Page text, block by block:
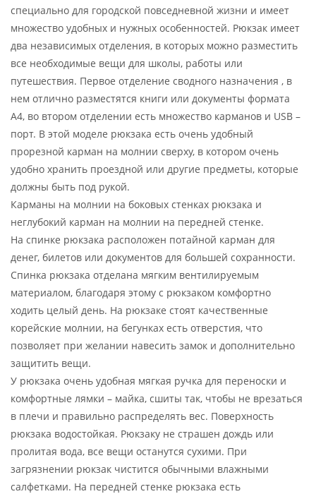
специально для городской повседневной жизни и имеет
множество удобных и нужных особенностей. Рюкзак имеет
два независимых отделения, в которых можно разместить
все необходимые вещи для школы, работы или
путешествия. Первое отделение сводного назначения , в
нем отлично разместятся книги или документы формата
А4, во втором отделении есть множество карманов и USB –
порт. В этой моделе рюкзака есть очень удобный
прорезной карман на молнии сверху, в котором очень
удобно хранить проездной или другие предметы, которые
должны быть под рукой.
Карманы на молнии на боковых стенках рюкзака и
неглубокий карман на молнии на передней стенке.
На спинке рюкзака расположен потайной карман для
денег, билетов или документов для большей сохранности.
Спинка рюкзака отделана мягким вентилируемым
материалом, благодаря этому с рюкзаком комфортно
ходить целый день. На рюкзаке стоят качественные
корейские молнии, на бегунках есть отверстия, что
позволяет при желании навесить замок и дополнительно
защитить вещи.
У рюкзака очень удобная мягкая ручка для переноски и
комфортные лямки – майка, сшиты так, чтобы не врезаться
в плечи и правильно распределять вес. Поверхность
рюкзака водостойкая. Рюкзаку не страшен дождь или
пролитая вода, все вещи останутся сухими. При
загрязнении рюкзак чистится обычными влажными
салфетками. На передней стенке рюкзака есть